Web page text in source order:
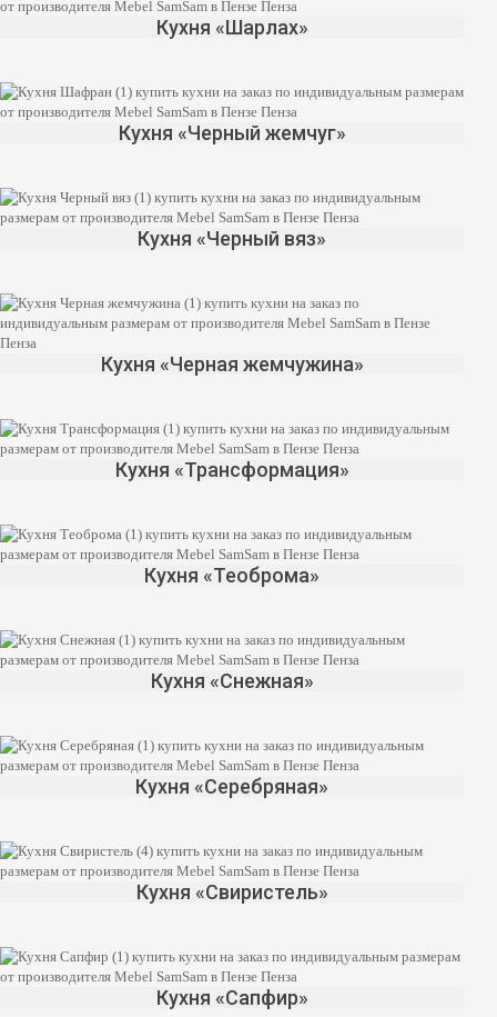
Кухня «Шарлах»
Кухня «Черный жемчуг»
Кухня «Черный вяз»
Кухня «Черная жемчужина»
Кухня «Трансформация»
Кухня «Теоброма»
Кухня «Снежная»
Кухня «Серебряная»
Кухня «Свиристель»
Кухня «Сапфир»